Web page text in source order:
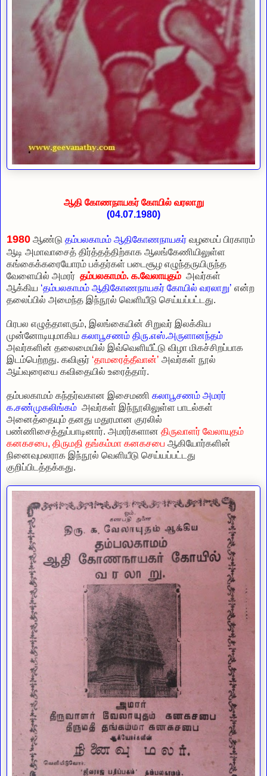
ஆதி கோணநாயகர் கோயில் வரலாறு
(04.07.1980)
1980 ஆண்டு தம்பலகாமம் ஆதிகோணநாயகர் வழமைப் பிரகாரம்
ஆடி அமாவாசைத் திர்த்தத்திற்காக ஆலங்கேணியிலுள்ள
கங்கைக்கரையோரம் பக்தர்கள் படைசூழ எழுந்தருயிருந்த
வேளையில் அமரர் தம்பலகாமம். க.வேலாயுதம் அவர்கள்
ஆக்கிய ‘தம்பலகாமம் ஆதிகோணநாயகர் கோயில் வரலாறு’ என்ற
தலைப்பில் அமைந்த இந்நூல் வெளியீடு செய்யப்பட்டது.
பிரபல எழுத்தாளரும், இலங்கையின் சிறுவர் இலக்கிய
முன்னோடியுமாகிய கலாபூசணம் திரு.எஸ்.அருளானந்தம்
அவர்களின் தலைமையில் இவ்வெளியீட்டு விழா மிகச்சிறப்பாக
இடம்பெற்றது. கவிஞர் ‘தாமரைத்தீவான்’ அவர்கள் நூல்
ஆய்வுரையை கவிதையில் உரைத்தார்.
தம்பலகாமம் கந்தர்வகான இசைமணி கலாபூசணம் அமரர்
க.சண்முகலிங்கம் அவர்கள் இந்நூலிலுள்ள பாடல்கள்
அனைத்தையும் தனது மதுரமான குரலில்
பண்ணிசைத்துப்பாடினார். அமரர்களான திருவாளர் வேலாயுதம்
கனகசபை, திருமதி தங்கம்மா கனகசபை ஆகியோர்களின்
நினைவுமலராக இந்நூல் வெளியீடு செய்யப்பட்டது
குறிப்பிடத்தக்கது.